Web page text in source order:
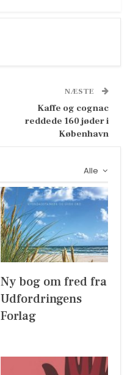
NÆSTE
Kaffe og cognac
reddede 160 jøder i
København
Alle
Ny bog om fred fra
Udfordringens
Forlag